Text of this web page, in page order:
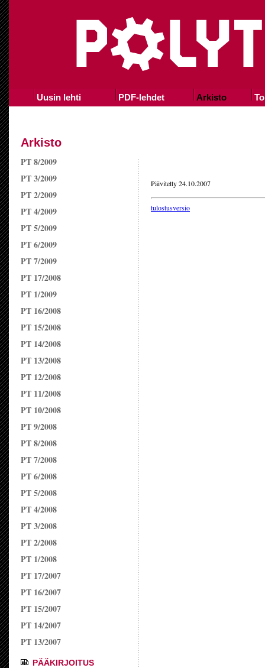
Uusin lehti PDF-lehdet Arkisto
Arkisto
PT 8/2009
PT 3/2009
PT 2/2009
PT 4/2009
PT 5/2009
PT 6/2009
PT 7/2009
PT 17/2008
PT 1/2009
PT 16/2008
PT 15/2008
PT 14/2008
PT 13/2008
PT 12/2008
PT 11/2008
PT 10/2008
PT 9/2008
PT 8/2008
PT 7/2008
PT 6/2008
PT 5/2008
PT 4/2008
PT 3/2008
PT 2/2008
PT 1/2008
PT 17/2007
PT 16/2007
PT 15/2007
PT 14/2007
PT 13/2007
PÄÄKIRJOITUS
Päivitetty 24.10.2007
tulostusversio